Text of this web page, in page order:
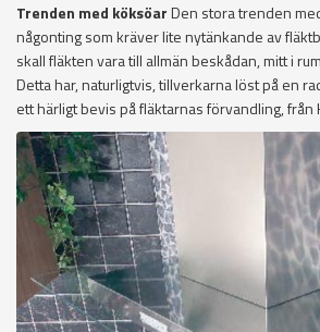
Trenden med köksöarDen stora trenden
någonting som kräver lite nytänkande av
skall fläkten vara till allmän beskådan, mitt i
Detta har, naturligtvis, tillverkarna löst på en
ett härligt bevis på fläktarnas förvandling, från